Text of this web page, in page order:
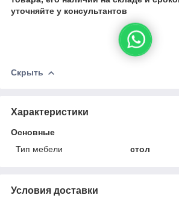
уточняйте у консультантов
Скрыть
Характеристики
Основные
Тип мебели
стол
Условия доставки